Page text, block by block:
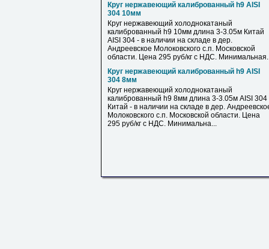
Круг нержавеющий калиброванный h9 AISI
304 10мм
Круг нержавеющий холоднокатаный
калиброванный h9 10мм длина 3-3.05м Китай
AISI 304 - в наличии на складе в дер.
Андреевское Молоковского с.п. Московской
области. Цена 295 руб/кг с НДС.
Круг нержавеющий калиброванный h9 AISI
304 8мм
Круг нержавеющий холоднокатаный
калиброванный h9 8мм длина 3-3.05м AISI 304
Китай - в наличии на складе в дер.
Молоковского с.п. Московской области. Цена
295 руб/кг с НДС. Минимальна...